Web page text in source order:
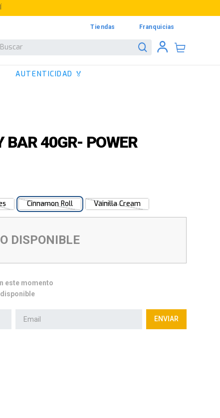
Tiendas Franquicias
AUTENTICIDAD 🏅
BAR 40GR- POWER
Cinnamon Roll Vainilla Cream
DISPONIBLE
este momento
ENVIAR